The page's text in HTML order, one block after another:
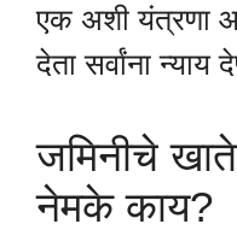
एक अशी यंत्रणा
देता सर्वांना न्याय
जमिनीचे
नेमके काय?